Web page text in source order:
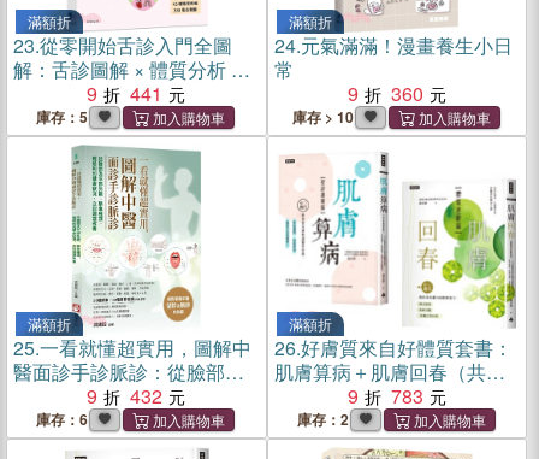
滿額折
23.從零開始舌診入門全圖
解：舌診圖解 × 體質分析 ×
日常保養 教你看懂舌象表
現，辨識體質，對症調理
9 441
庫存：5
滿額折
24.元氣滿滿！漫畫養生小日
常
9
360
庫存 > 10
滿額折
25.一看就懂超實用，圖解中
醫面診手診脈診：從臉部及
手部外觀、脈象種類，輕鬆
判別健康狀況，立刻調理改
善
9 432
庫存：6
滿額折
26.好膚質來自好體質套書：
肌膚算病＋肌膚回春（共二
9 783
庫存：2